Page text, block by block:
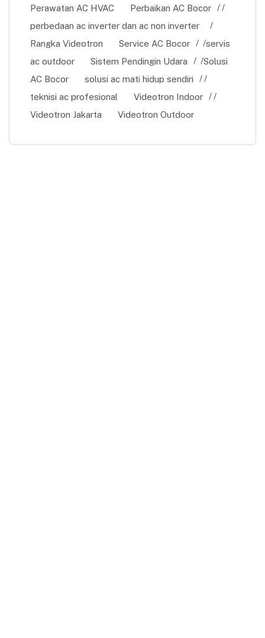
Perawatan AC HVAC
Perbaikan AC Bocor
perbedaan ac inverter dan ac non inverter
Rangka Videotron
Service AC Bocor
servis
ac outdoor
Sistem Pendingin Udara
Solusi
AC Bocor
solusi ac mati hidup sendiri
teknisi ac profesional
Videotron Indoor
Videotron Jakarta
Videotron Outdoor